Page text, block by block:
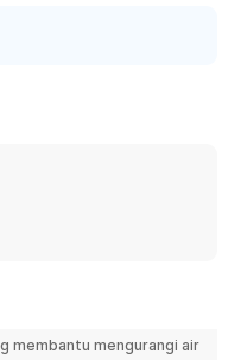
membantu mengurangi air